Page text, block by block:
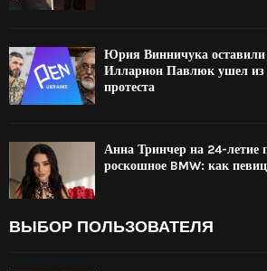
Юрия Винничука
Илларион Павлюк ушел из
протеста
Анна Тринчер на 24-летие
роскошное BMW: как
ВЫБОР ПОЛЬЗОВАТЕЛЯ